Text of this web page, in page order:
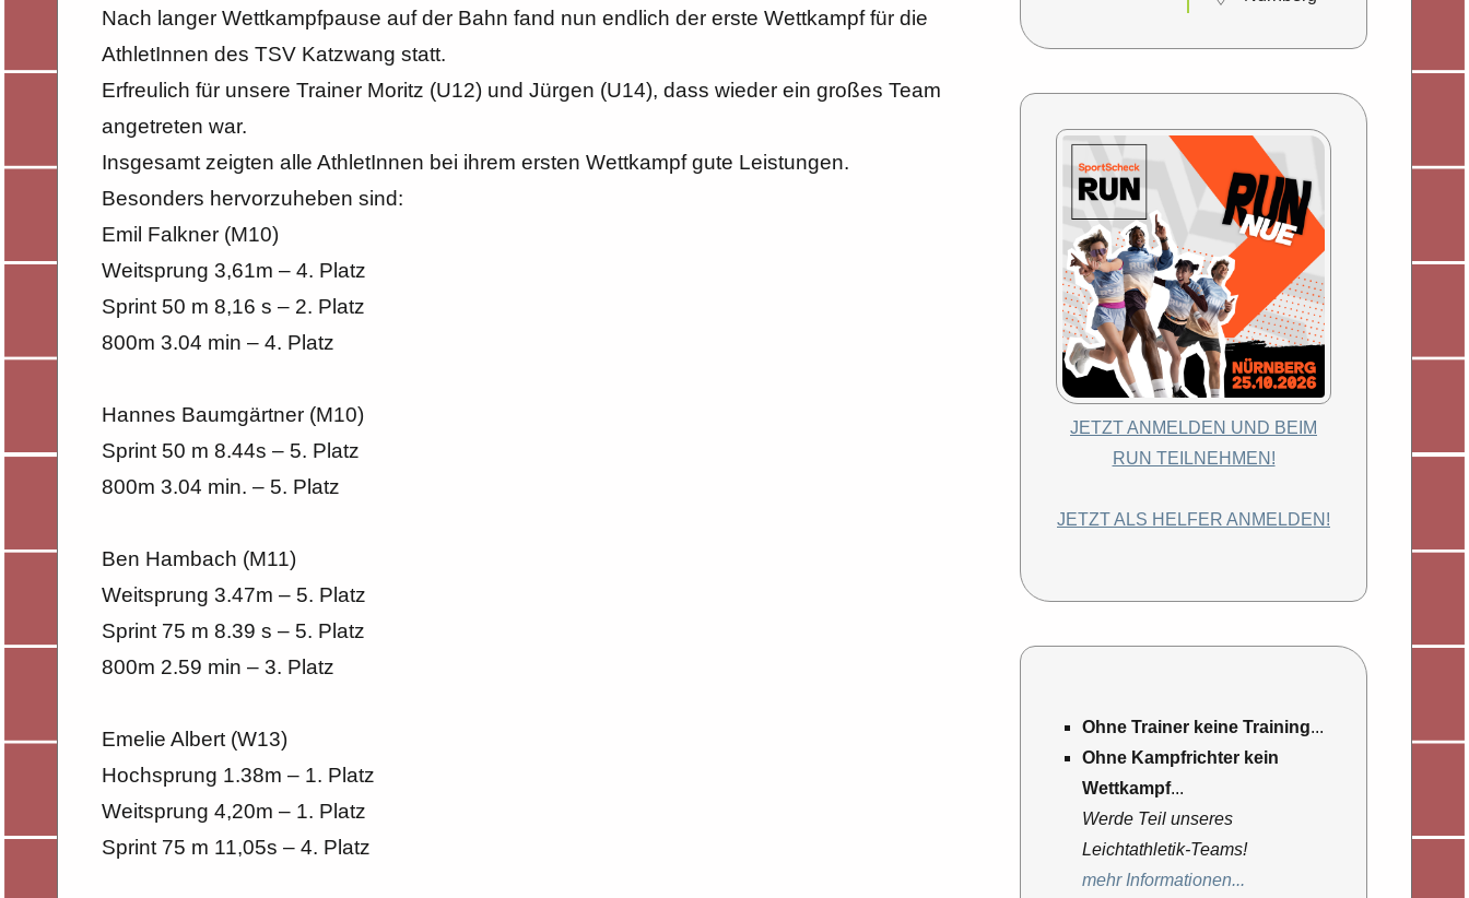
Nach langer Wettkampfpause auf der Bahn fand nun endlich der erste Wettkampf für die
AthletInnen des TSV Katzwang statt.
Erfreulich für unsere Trainer Moritz (U12) und Jürgen (U14), dass wieder ein großes Team
angetreten war.
Insgesamt zeigten alle AthletInnen bei ihrem ersten Wettkampf gute Leistungen.
Besonders hervorzuheben sind:
Emil Falkner (M10)
Weitsprung 3,61m – 4. Platz
Sprint 50 m 8,16 s – 2. Platz
800m 3.04 min – 4. Platz
Hannes Baumgärtner (M10)
Sprint 50 m 8.44s – 5. Platz
800m 3.04 min. – 5. Platz
Ben Hambach (M11)
Weitsprung 3.47m – 5. Platz
Sprint 75 m 8.39 s – 5. Platz
800m 2.59 min – 3. Platz
Emelie Albert (W13)
Hochsprung 1.38m – 1. Platz
Weitsprung 4,20m – 1. Platz
Sprint 75 m 11,05s – 4. Platz
JETZT ANMELDEN UND BEIM
RUN TEILNEHMEN!
JETZT ALS HELFER ANMELDEN!
Ohne Trainer keine Training...
Ohne Kampfrichter kein
Wettkampf...
Werde Teil unseres
Leichtathletik-Teams!
mehr Informationen...